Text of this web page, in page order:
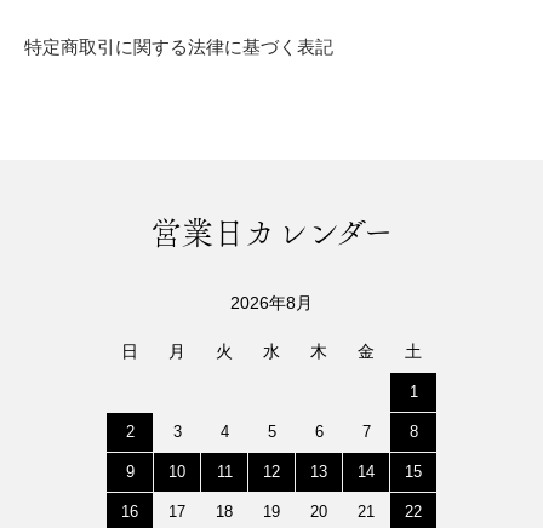
特定商取引に関する法律に基づく表記
営業日カレンダー
2026年8月
日 月 火 水 木 金 土
1
2 3 4 5 6 7 8
9 10 11 12 13 14 15
16 17 18 19 20 21 22